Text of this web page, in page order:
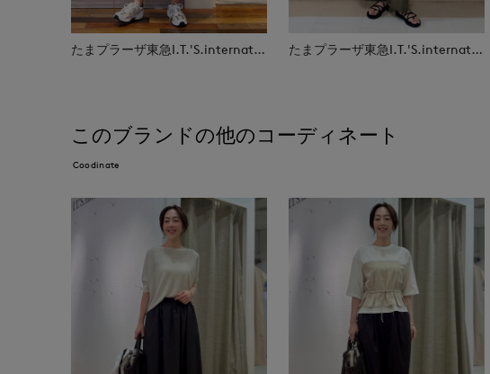
たまプラーザ東急I.T.'S.international たまプラーザ東急I.T.'S.international
このブランドの他のコーディネート
Coodinate